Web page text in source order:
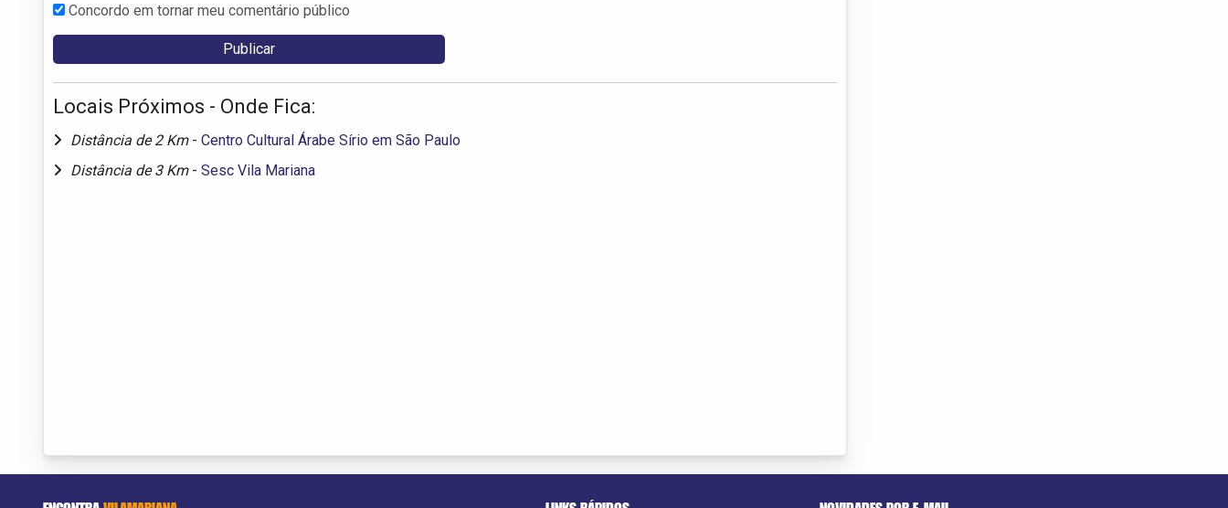
Concordo em tornar meu comentário público
Locais Próximos - Onde Fica:
Distância de 2 Km - Centro Cultural Árabe Sírio em São Paulo
Distância de 3 Km - Sesc Vila Mariana